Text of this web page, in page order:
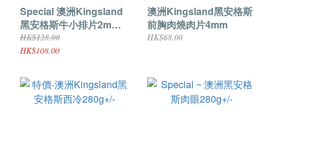
Special 澳洲Kingsland
黑安格斯牛小排片2mm
150g+/—
HK$128.00
HK$108.00
澳洲Kingsland黑安格斯
前胸肉燒肉片4mm
HK$68.00